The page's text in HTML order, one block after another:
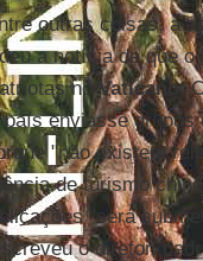
outras coisas, a
a notícia de que o
noVaticano.
enviasse
"não existem
de turismo
"será
o diretor,